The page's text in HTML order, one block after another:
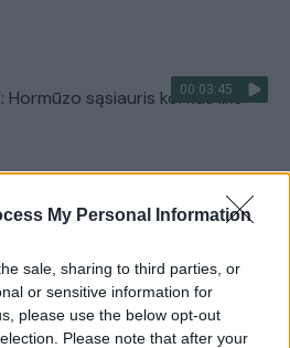
My Personal Information
sale, sharing to third parties, or
or sensitive information for
please use the below opt-out
Please note that after your
00:03:45
Hormūzo sąsiauris kol kas liks